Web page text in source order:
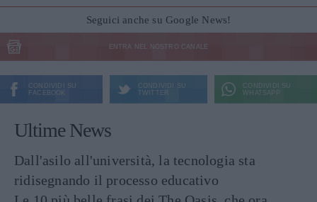
Seguici anche su Google News!
ENTRA NEL NOSTRO CANALE
CONDIVIDI SU
FACEBOOK
CONDIVIDI SU
TWITTER
CONDIVIDI SU
WHATSAPP
Ultime News
Dall'asilo all'università, la tecnologia sta
ridisegnando il processo educativo